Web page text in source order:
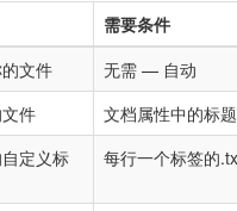
需要条件
文件 无需 — 自动
件 文档属性中的标
定义标
每行一个标签的